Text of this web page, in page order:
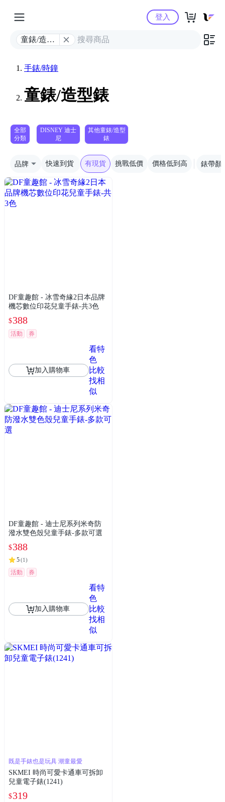
Yahoo購物中心
童錶/造型
登入
手錶/時鐘
童錶/造型錶
全部
分類
DISNEY 迪士
尼
其他童錶/造型
錶
品牌 快速到貨 有現貨 挑戰低價 價格低到高 錶帶顏
DF童趣館 - 冰雪奇緣2日本品牌
機芯數位印花兒童手錶-共3色
$388
活動 券
加入購物車
看特
色
比較
找相
似
DF童趣館 - 迪士尼系列米奇防
潑水雙色殼兒童手錶-多款可選
$388
5(1)
活動 券
加入購物車
看特
色
比較
找相
似
既是手錶也是玩具 潮童最愛
SKMEI 時尚可愛卡通車可拆卸
兒童電子錶(1241)
$319